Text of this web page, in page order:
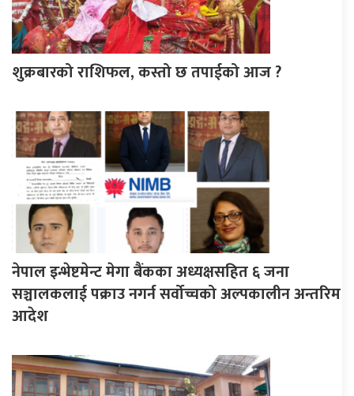
शुक्रबारको राशिफल, कस्तो छ तपाईको आज ?
नेपाल इन्भेष्टमेन्ट मेगा बैंकका अध्यक्षसहित ६ जना
सञ्चालकलाई पक्राउ नगर्न सर्वोच्चको अल्पकालीन अन्तरिम
आदेश